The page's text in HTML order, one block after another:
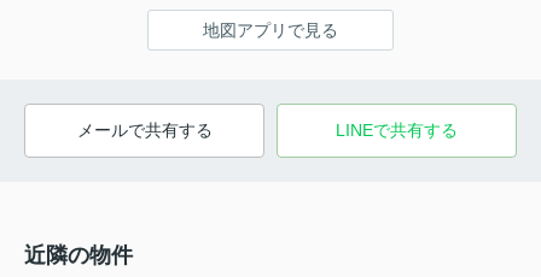
地図アプリで見る
メールで共有する LINEで共有する
近隣の物件